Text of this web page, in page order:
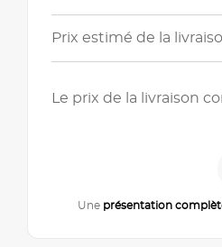
Prix estimé de la
Le prix de la livraison
Une présentation